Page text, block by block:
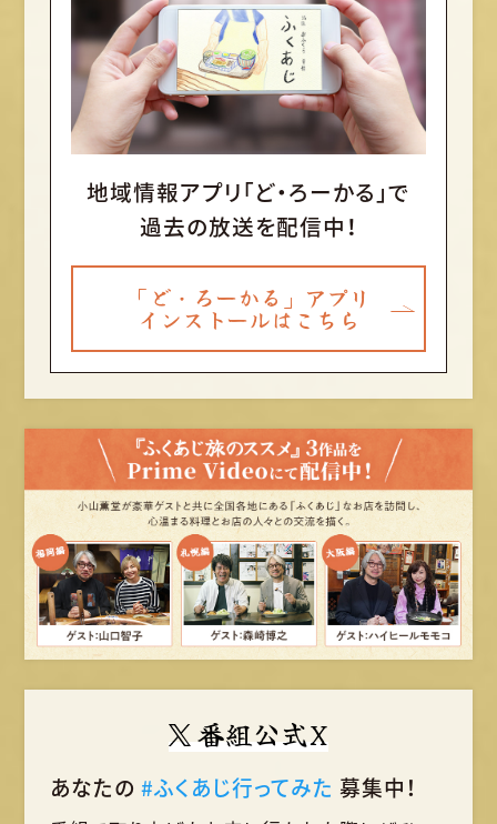
地域情報アプリ「ど・ろーかる」で
過去の放送を配信中！
「ど・ろーかる」アプリ
インストールはこちら
番組公式X
あなたの #ふくあじ行ってみた 募集中！